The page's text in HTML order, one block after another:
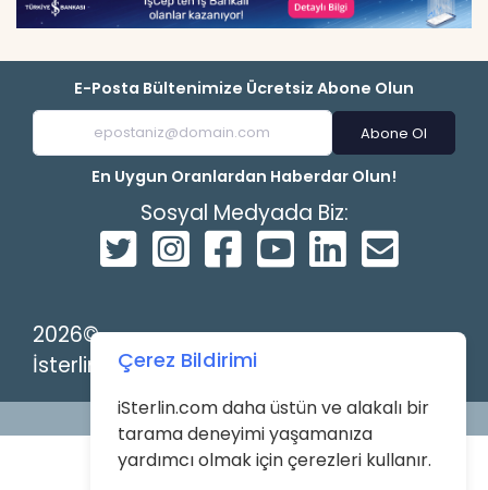
E-Posta Bültenimize Ücretsiz Abone Olun
Abone Ol
En Uygun Oranlardan Haberdar Olun!
Sosyal Medyada Biz:
2026©
İsterlin
Powered by
Çerez Bildirimi
iSterlin.com daha üstün ve alakalı bir
tarama deneyimi yaşamanıza
yardımcı olmak için çerezleri kullanır.